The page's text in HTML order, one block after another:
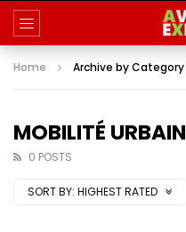
Home Archive by
MOBILITÉ
0 POSTS
SORT BY: HIGHEST RATED